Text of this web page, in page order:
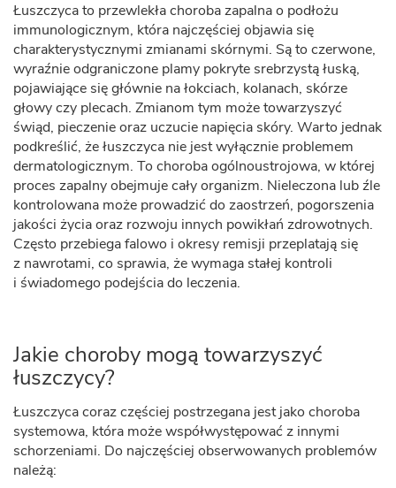
Łuszczyca to przewlekła choroba zapalna o podłożu
immunologicznym, która najczęściej objawia się
charakterystycznymi zmianami skórnymi. Są to czerwone,
wyraźnie odgraniczone plamy pokryte srebrzystą łuską,
pojawiające się głównie na łokciach, kolanach, skórze
głowy czy plecach. Zmianom tym może towarzyszyć
świąd, pieczenie oraz uczucie napięcia skóry. Warto jednak
podkreślić, że łuszczyca nie jest wyłącznie problemem
dermatologicznym. To choroba ogólnoustrojowa, w której
proces zapalny obejmuje cały organizm. Nieleczona lub źle
kontrolowana może prowadzić do zaostrzeń, pogorszenia
jakości życia oraz rozwoju innych powikłań zdrowotnych.
Często przebiega falowo i okresy remisji przeplatają się
z nawrotami, co sprawia, że wymaga stałej kontroli
i świadomego podejścia do leczenia.
Jakie choroby mogą towarzyszyć
łuszczycy?
Łuszczyca coraz częściej postrzegana jest jako choroba
systemowa, która może współwystępować z innymi
schorzeniami. Do najczęściej obserwowanych problemów
należą: